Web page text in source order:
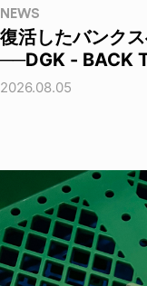
NEWS
復活したバンク
──DGK - BACK
2026.08.05